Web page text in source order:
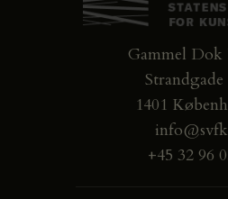
Gammel Dok
Strandgade
1401
+45 32 96